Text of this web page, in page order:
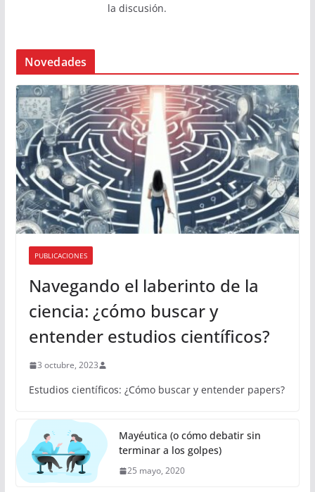
la discusión.
Novedades
PUBLICACIONES
Navegando el laberinto de la
ciencia: ¿cómo buscar y
entender estudios científicos?
3 octubre, 2023
Estudios científicos: ¿Cómo buscar y entender papers?
Mayéutica (o cómo debatir sin
terminar a los golpes)
25 mayo, 2020